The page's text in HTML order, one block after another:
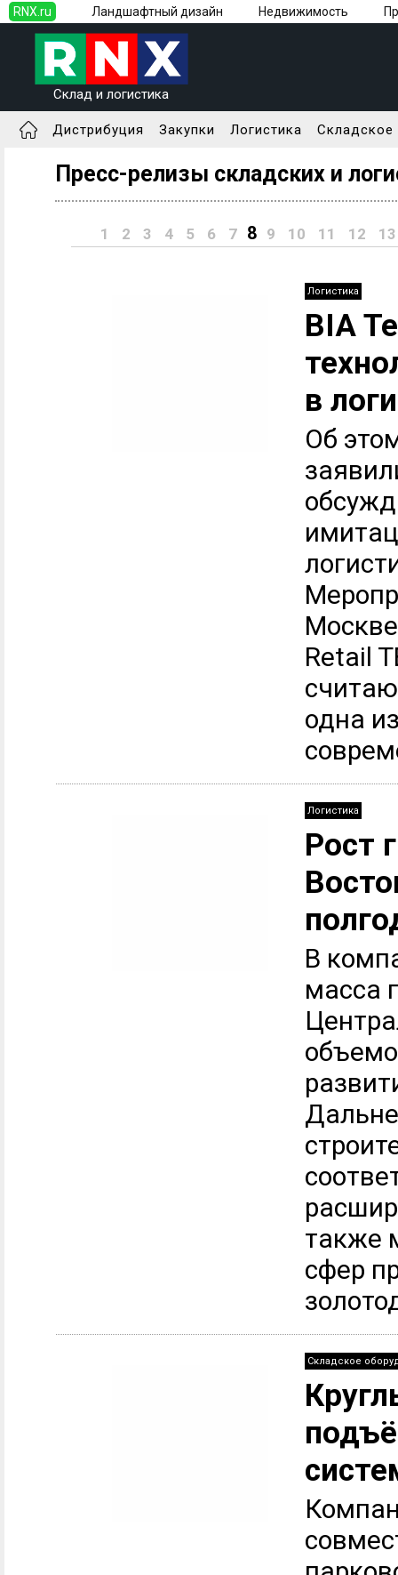
RNX.ru Ландшафтный дизайн Недвижимость
Склад и логистика
Дистрибуция Закупки Логистика Складское
Пресс-релизы складских и
1 2 3 4 5 6 7 8 9 10 11 12 13
Логистика
BIA
в
Об
Retail
одна
Логистика
Рост
В
масса
также
сфер
Складское